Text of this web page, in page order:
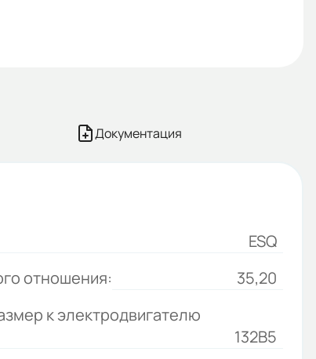
Документация
ESQ
отношения: 35,20
к электродвигателю
132В5